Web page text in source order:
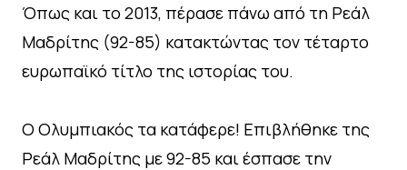
Όπως και το 2013, πέρασε πάνω από τη Ρεάλ
Μαδρίτης (92-85) κατακτώντας τον τέταρτο
ευρωπαϊκό τίτλο της ιστορίας του.
Ο Ολυμπιακός τα κατάφερε! Επιβλήθηκε της
Ρεάλ Μαδρίτης με 92-85 και έσπασε την